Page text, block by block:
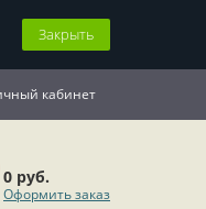
Закрыть
кабинет
0 руб.
Оформить заказ